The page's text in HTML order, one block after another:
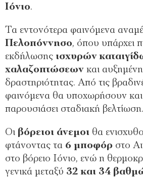
Ιόνιο.
Τα εντονότερα φαινόμενα
Πελοπόννησο, όπου υπάρχει
εκδήλωσης ισχυρών
χαλαζοπτώσεων και
δραστηριότητας. Από τις
φαινόμενα θα υποχωρήσουν
παρουσιάσει σταδιακή βελτίωση.
Οι βόρειοι άνεμοι θα
φτάνοντας τα 6 μποφόρ στο
στο βόρειο Ιόνιο, ενώ η
γενικά μεταξύ 32 και 34